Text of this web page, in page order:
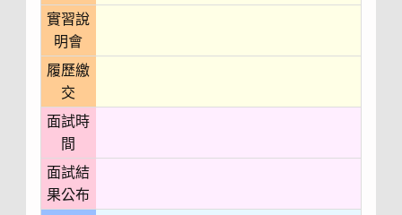
實習說
明會
履歷繳
交
面試時
間
面試結
果公布